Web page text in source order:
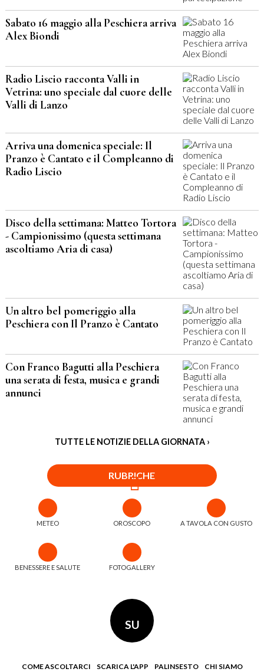
Sabato 16 maggio alla Peschiera arriva
Alex Biondi
Radio Liscio racconta Valli in
Vetrina: uno speciale dal cuore delle
Valli di Lanzo
Arriva una domenica speciale: Il
Pranzo è Cantato e il Compleanno di
Radio Liscio
Disco della settimana: Matteo Tortora
- Campionissimo (questa settimana
ascoltiamo Aria di casa)
Un altro bel pomeriggio alla
Peschiera con Il Pranzo è Cantato
Con Franco Bagutti alla Peschiera
una serata di festa, musica e grandi
annunci
TUTTE LE NOTIZIE DELLA GIORNATA ›
RUBRICHE
METEO OROSCOPO A TAVOLA CON GUSTO
BENESSERE E SALUTE FOTOGALLERY
SU
COME ASCOLTARCI SCARICA L'APP PALINSESTO CHI SIAMO